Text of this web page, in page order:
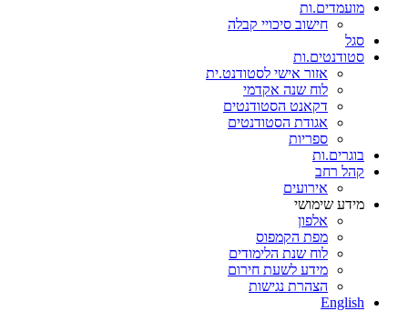
מועמדים.ות
חישוב סיכויי קבלה
סגל
סטודנטים.ות
אזור אישי לסטודנט.ית
לוח שנה אקדמי
דקאנט הסטודנטים
אגודת הסטודנטים
ספריות
בוגרים.ות
קהל רחב
אירועים
מידע שימושי
אלפון
מפת הקמפוס
לוח שנת הלימודים
מידע לשעת חירום
הצהרת נגישות
English